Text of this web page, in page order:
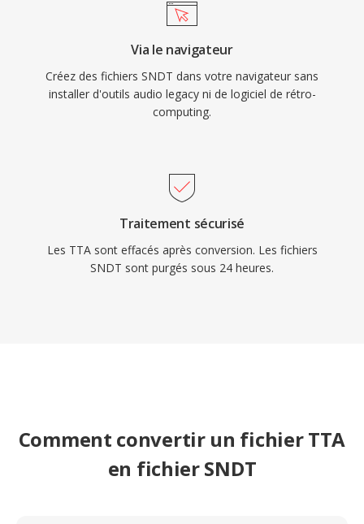
Via le navigateur
Créez des fichiers SNDT dans votre navigateur sans
installer d'outils audio legacy ni de logiciel de rétro-
computing.
Traitement sécurisé
Les TTA sont effacés après conversion. Les fichiers
SNDT sont purgés sous 24 heures.
Comment convertir un fichier TTA
en fichier SNDT